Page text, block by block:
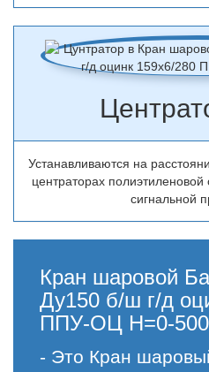
Устанавливаются на
центраторах полиэтиленовой
сигнальной
Кран шаровой
Ду150 б/ш г/д
ППУ-ОЦ H=0-
- Это Кран